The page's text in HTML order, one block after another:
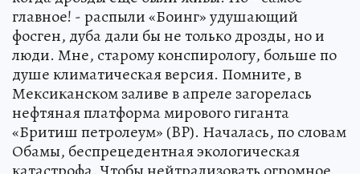
главное! - распыли «Боинг» удушающий
фосген, дуба дали бы не только дрозды, но и
люди. Мне, старому конспирологу, больше по
душе климатическая версия. Помните, в
Мексиканском заливе в апреле загорелась
нефтяная платформа мирового гиганта
«Бритиш петролеум» (BP). Началась, по словам
Обамы, беспрецедентная экологическая